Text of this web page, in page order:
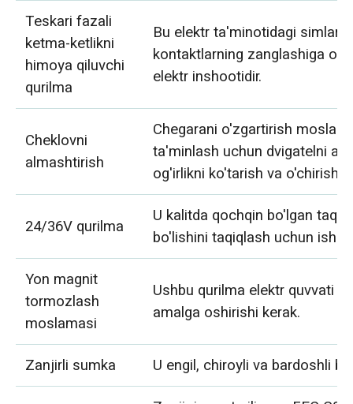
Teskari fazali
ketma-ketlikni
himoya qiluvchi
qurilma
Bu elektr ta'minotidagi
kontaktlarning zanglashiga
elektr inshootidir.
Cheklovni
almashtirish
Chegarani o'zgartirish
ta'minlash uchun dvigatelni
og'irlikni ko'tarish va o'chirish
24/36V qurilma
U kalitda qochqin bo'lgan
bo'lishini taqiqlash uchun
Yon magnit
tormozlash
moslamasi
Ushbu qurilma elektr quvvati
amalga oshirishi kerak.
Zanjirli sumka U engil, chiroyli va bardoshli